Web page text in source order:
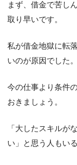
まず、借金で苦し
取り早いです。
私が借金地獄に転
いのが原因でした。
今の仕事より条件
おきましょう。
「大したスキルが
い」と思う人もい